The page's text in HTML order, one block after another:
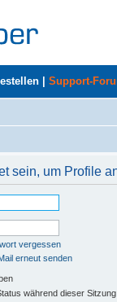
Support-
sein, um Profile
vergessen
erneut senden
während dieser